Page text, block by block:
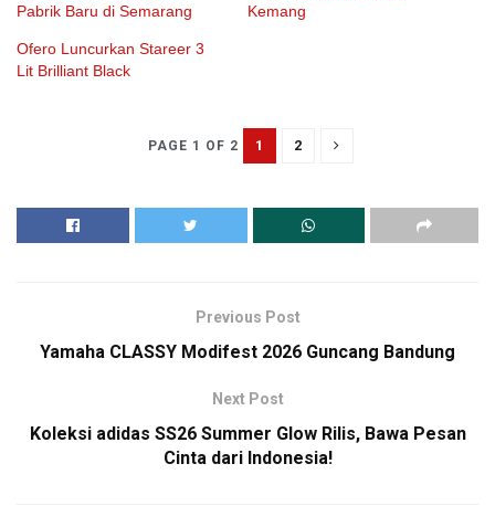
Pabrik Baru di Semarang
Kemang
Ofero Luncurkan Stareer 3
Lit Brilliant Black
PAGE 1 OF 2 1 2
Previous Post
Yamaha CLASSY Modifest 2026 Guncang Bandung
Next Post
Koleksi adidas SS26 Summer Glow Rilis, Bawa Pesan
Cinta dari Indonesia!